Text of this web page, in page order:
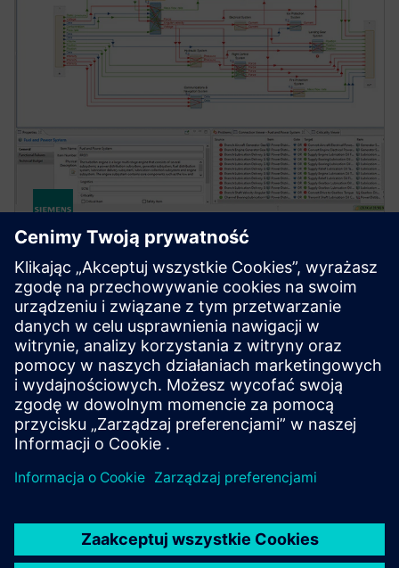
ENGINEERING DATA SCIENCE AND AI
MADE
Platforma Maintenance Aware Design Ecosystem
(MADE) pozwala identyfikować i minimalizować
ryzyko techniczne oraz optymalizować projektowanie
złożonych systemów inżynieryjnych.